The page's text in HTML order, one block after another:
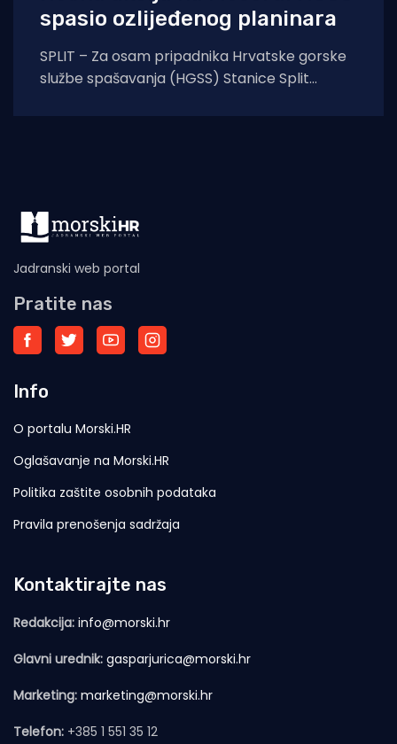
spasio ozlijeđenog planinara
SPLIT – Za osam pripadnika Hrvatske gorske
službe spašavanja (HGSS) Stanice Split
Jadranski web portal
Pratite nas
Info
O portalu Morski.HR
Oglašavanje na Morski.HR
Politika zaštite osobnih podataka
Pravila prenošenja sadržaja
Kontaktirajte nas
Redakcija: info@morski.hr
Glavni urednik: gasparjurica@morski.hr
Marketing: marketing@morski.hr
Telefon: +385 1 551 35 12